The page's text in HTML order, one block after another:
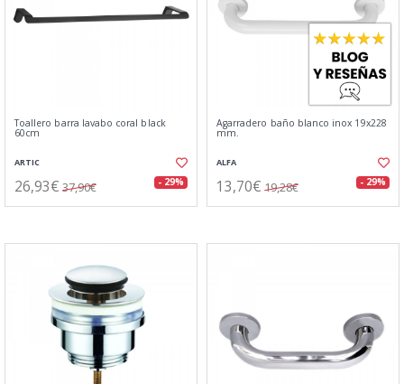
Toallero barra lavabo coral black
60cm
ARTIC
26,93€ 37,90€ - 29%
Agarradero baño blanco inox 19x228
mm.
ALFA
13,70€ 19,28€ - 29%